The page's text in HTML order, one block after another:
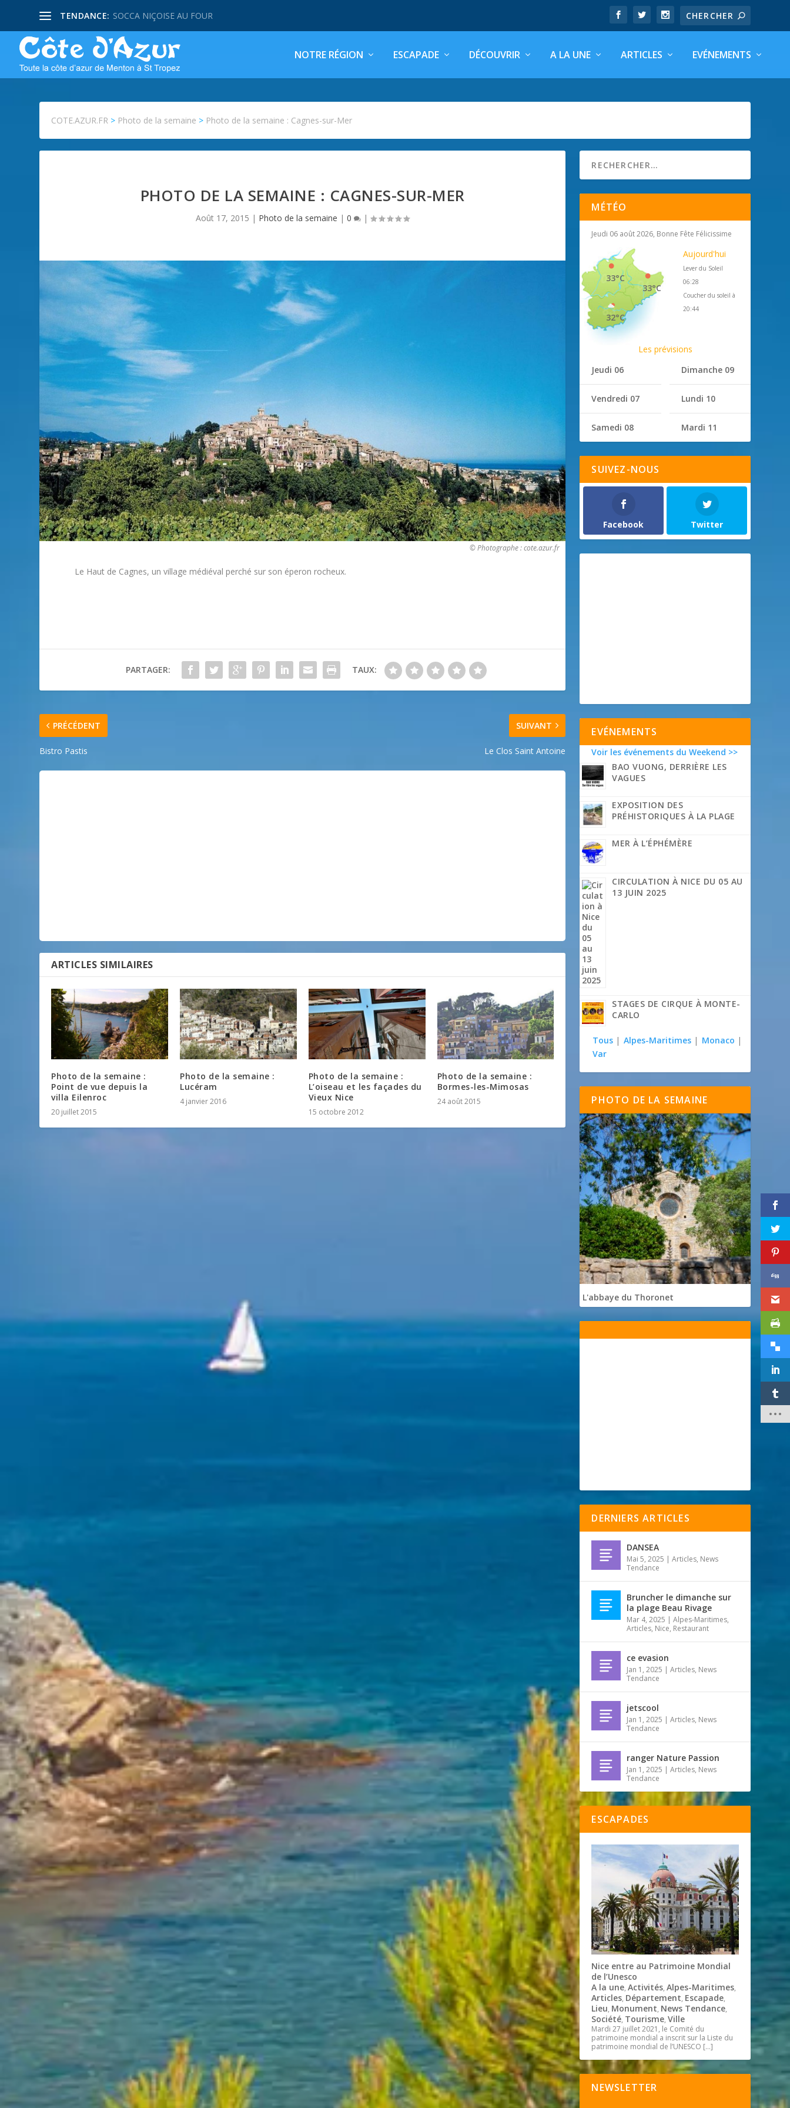
TENDANCE: SOCCA NIÇOISE AU FOUR
NOTRE RÉGION ESCAPADE DÉCOUVRIR A LA UNE ARTICLES EVÉNEMENTS
COTE.AZUR.FR > Photo de la semaine > Photo de la semaine : Cagnes-sur-Mer
PHOTO DE LA SEMAINE : CAGNES-SUR-MER
Août 17, 2015 | Photo de la semaine |0 |
© Photographe : cote.azur.fr
Le Haut de Cagnes, un village médiéval perché sur son éperon rocheux.
PARTAGER: TAUX:
PRÉCÉDENT
Bistro Pastis
SUIVANT
Le Clos Saint Antoine
ARTICLES SIMILAIRES
Photo de la semaine :
Point de vue depuis la
villa Eilenroc
20 juillet 2015
Photo de la semaine :
Lucéram
4 janvier 2016
Photo de la semaine :
L’oiseau et les façades du
Vieux Nice
15 octobre 2012
Photo de la semaine :
Bormes-les-Mimosas
24 août 2015
MÉTÉO
Jeudi 06 août 2026, Bonne Fête Félicissime
33°C
33°C
32°C
Aujourd'hui
Lever du Soleil
06:28
Coucher du soleil à
20:44
Les prévisions
Jeudi 06
Vendredi 07
Samedi 08
Dimanche 09
Lundi 10
Mardi 11
SUIVEZ-NOUS
Facebook Twitter
EVÉNEMENTS
Voir les événements du Weekend >>
BAO VUONG, DERRIÈRE LES
VAGUES
EXPOSITION DES
PRÉHISTORIQUES À LA PLAGE
MER À L’ÉPHÉMÈRE
CIRCULATION À NICE DU 05 AU
13 JUIN 2025
STAGES DE CIRQUE À MONTE-
CARLO
Tous | Alpes-Maritimes | Monaco |
Var
PHOTO DE LA SEMAINE
L'abbaye du Thoronet
DERNIERS ARTICLES
DANSEA
Mai 5, 2025 |Articles, News
Tendance
Bruncher le dimanche sur
la plage Beau Rivage
Mar 4, 2025 |Alpes-Maritimes,
Articles, Nice, Restaurant
ce evasion
Jan 1, 2025 |Articles, News
Tendance
jetscool
Jan 1, 2025 |Articles, News
Tendance
ranger Nature Passion
Jan 1, 2025 |Articles, News
Tendance
ESCAPADES
Nice entre au Patrimoine Mondial
de l’Unesco
A la une,Activités,Alpes-Maritimes,
Articles, Département, Escapade,
Lieu, Monument, News Tendance,
Société, Tourisme,Ville
Mardi 27 juillet 2021, le Comité du
patrimoine mondial a inscrit sur la Liste du
patrimoine mondial de l’UNESCO […]
NEWSLETTER